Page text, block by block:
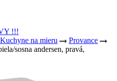
!!!
Kuchyne na mieru
Provance
sosna andersen, pravá,